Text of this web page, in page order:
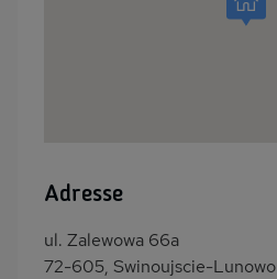
Adresse
ul. Zalewowa 66a
72-605, Swinoujscie-Lunowo